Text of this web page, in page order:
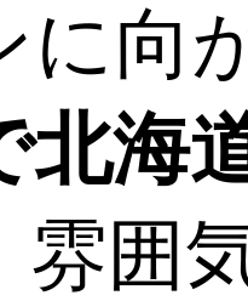
に向
北海
雰囲